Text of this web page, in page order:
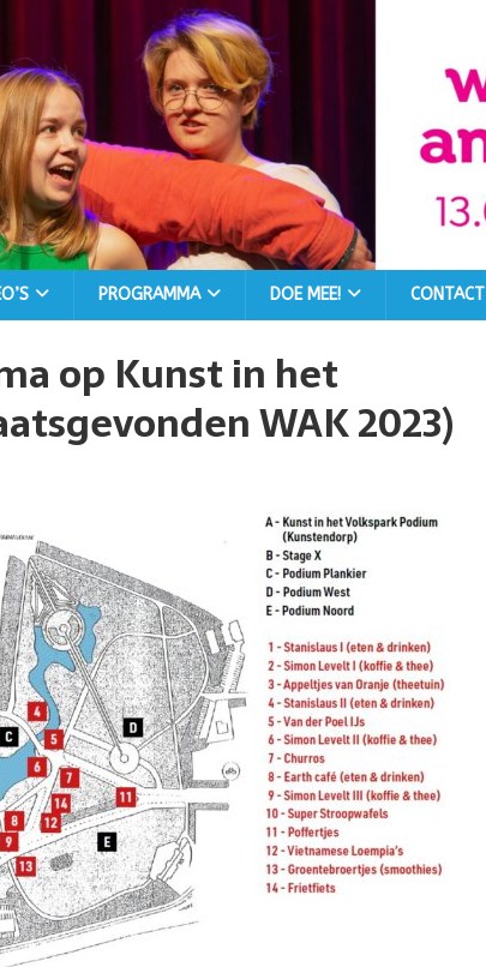
PROGRAMMA DOE MEE! CONTACT
op Kunst in het
WAK 2023)